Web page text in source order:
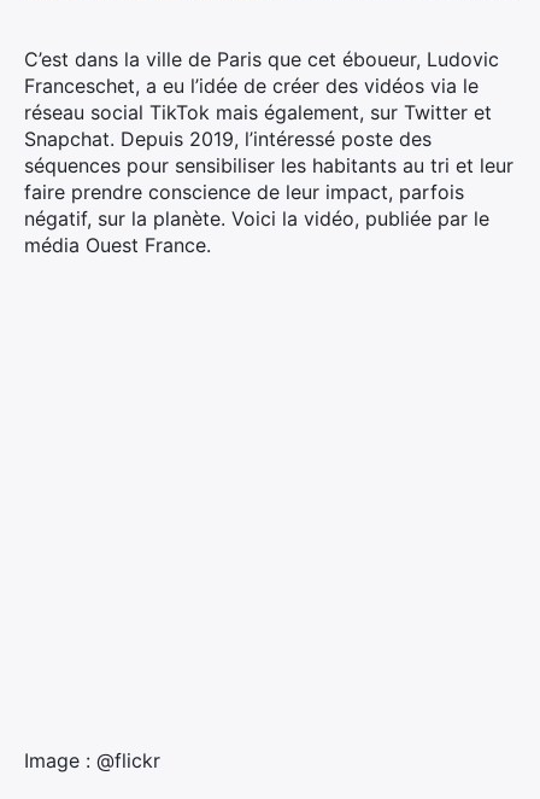
C’est dans la ville de Paris que cet éboueur, Ludovic
Franceschet, a eu l’idée de créer des vidéos via le
réseau social TikTok mais également, sur Twitter et
Snapchat. Depuis 2019, l’intéressé poste des
séquences pour sensibiliser les habitants au tri et leur
faire prendre conscience de leur impact, parfois
négatif, sur la planète. Voici la vidéo, publiée par le
média Ouest France.
Image : @flickr